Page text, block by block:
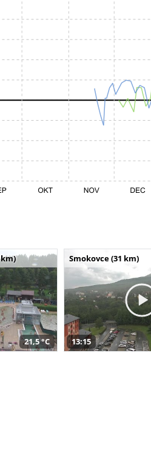
21,5 °C
Smokovce (31 km)
13:15